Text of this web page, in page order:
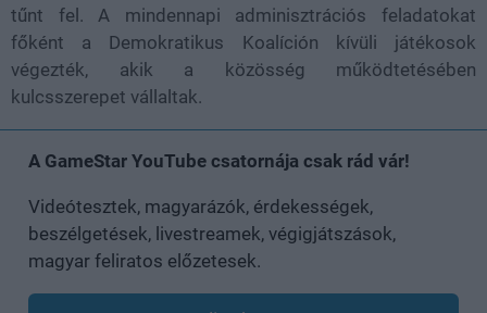
tűnt fel. A mindennapi adminisztrációs feladatokat
főként a Demokratikus Koalíción kívüli játékosok
végezték, akik a közösség működtetésében
kulcsszerepet vállaltak.
A GameStar YouTube csatornája csak rád vár!
Videótesztek, magyarázók, érdekességek,
beszélgetések, livestreamek, végigjátszások,
magyar feliratos előzetesek.